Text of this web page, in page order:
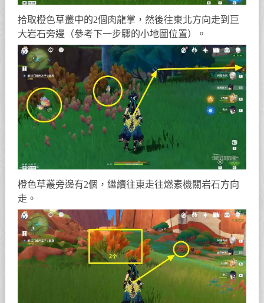
拾取橙色草叢中的2個肉龍掌，然後往東北方向走到巨
大岩石旁邊（參考下一步驟的小地圖位置）。
橙色草叢旁邊有2個，繼續往東走往燃素機關岩石方向
走。